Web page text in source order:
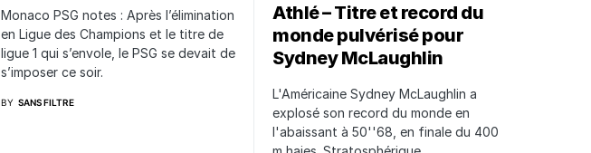
Monaco PSG notes : Après l’élimination
en Ligue des Champions et le titre de
ligue 1 qui s’envole, le PSG se devait de
s’imposer ce soir.
BY SANS FILTRE
Athlé – Titre et record du
monde pulvérisé pour
Sydney McLaughlin
L'Américaine Sydney McLaughlin a
explosé son record du monde en
l'abaissant à 50''68, en finale du 400